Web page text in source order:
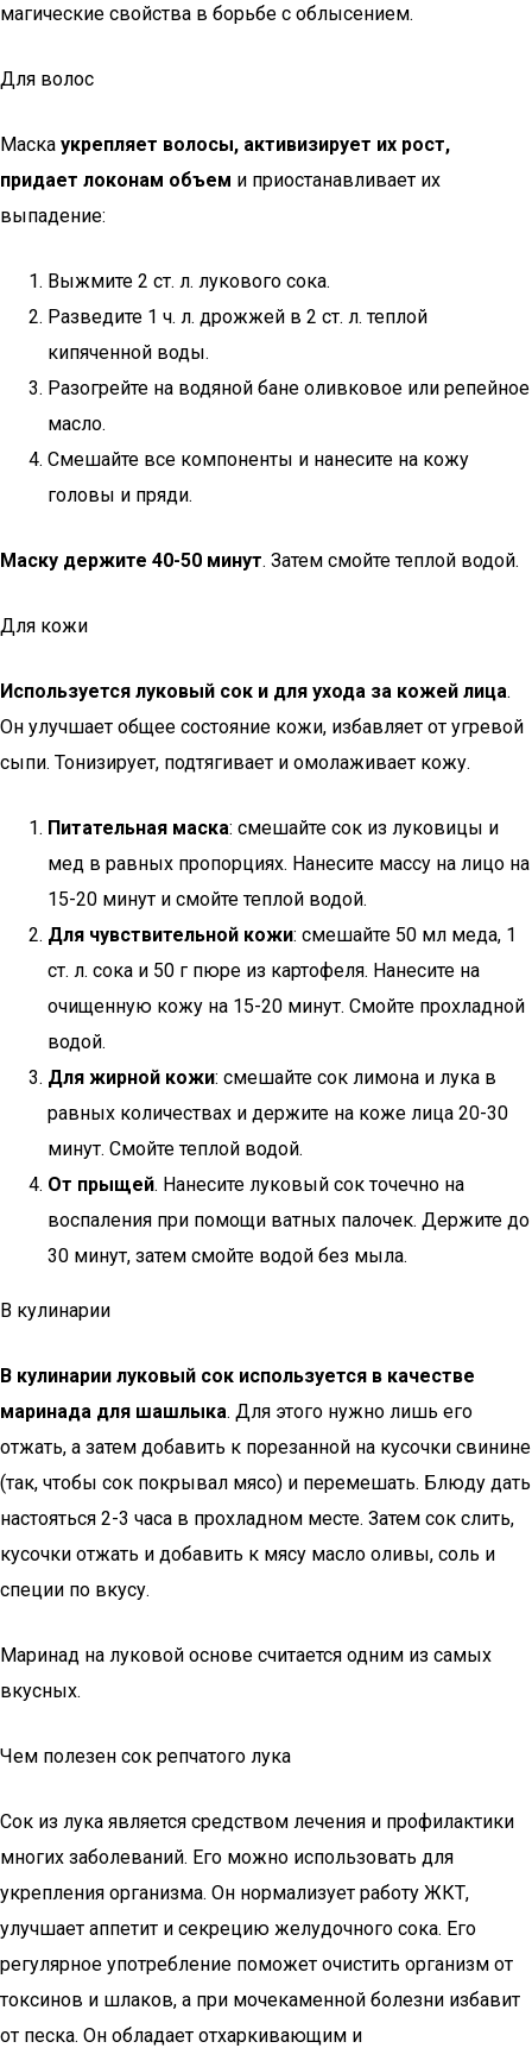
магические свойства в борьбе с облысением.
Для волос
Маска укрепляет волосы, активизирует их рост,
придает локонам объем и приостанавливает их
выпадение:
Выжмите 2 ст. л. лукового сока.
Разведите 1 ч. л. дрожжей в 2 ст. л. теплой
кипяченной воды.
Разогрейте на водяной бане оливковое или репейное
масло.
Смешайте все компоненты и нанесите на кожу
головы и пряди.
Маску держите 40-50 минут. Затем смойте теплой водой.
Для кожи
Используется луковый сок и для ухода за кожей лица.
Он улучшает общее состояние кожи, избавляет от угревой
сыпи. Тонизирует, подтягивает и омолаживает кожу.
Питательная маска: смешайте сок из луковицы и
мед в равных пропорциях. Нанесите массу на лицо на
15-20 минут и смойте теплой водой.
Для чувствительной кожи: смешайте 50 мл меда, 1
ст. л. сока и 50 г пюре из картофеля. Нанесите на
очищенную кожу на 15-20 минут. Смойте прохладной
водой.
Для жирной кожи: смешайте сок лимона и лука в
равных количествах и держите на коже лица 20-30
минут. Смойте теплой водой.
От прыщей. Нанесите луковый сок точечно на
воспаления при помощи ватных палочек. Держите до
30 минут, затем смойте водой без мыла.
В кулинарии
В кулинарии луковый сок используется в качестве
маринада для шашлыка. Для этого нужно лишь его
отжать, а затем добавить к порезанной на кусочки свинине
(так, чтобы сок покрывал мясо) и перемешать. Блюду дать
настояться 2-3 часа в прохладном месте. Затем сок слить,
кусочки отжать и добавить к мясу масло оливы, соль и
специи по вкусу.
Маринад на луковой основе считается одним из самых
вкусных.
Чем полезен сок репчатого лука
Сок из лука является средством лечения и профилактики
многих заболеваний. Его можно использовать для
укрепления организма. Он нормализует работу ЖКТ,
улучшает аппетит и секрецию желудочного сока. Его
регулярное употребление поможет очистить организм от
токсинов и шлаков, а при мочекаменной болезни избавит
от песка. Он обладает отхаркивающим и